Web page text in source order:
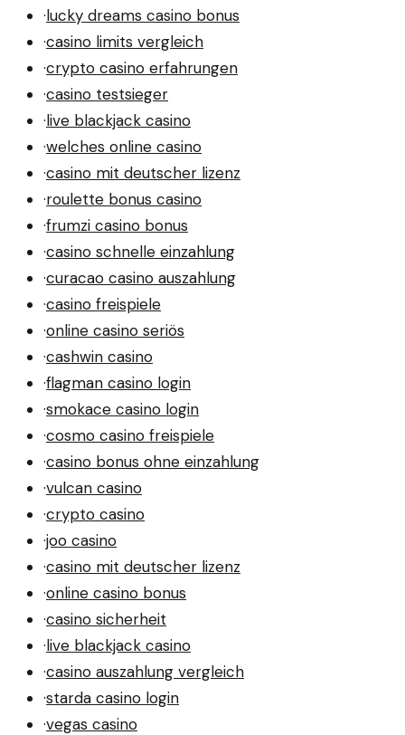
·lucky dreams casino bonus
·casino limits vergleich
·crypto casino erfahrungen
·casino testsieger
·live blackjack casino
·welches online casino
·casino mit deutscher lizenz
·roulette bonus casino
·frumzi casino bonus
·casino schnelle einzahlung
·curacao casino auszahlung
·casino freispiele
·online casino seriös
·cashwin casino
·flagman casino login
·smokace casino login
·cosmo casino freispiele
·casino bonus ohne einzahlung
·vulcan casino
·crypto casino
·joo casino
·casino mit deutscher lizenz
·online casino bonus
·casino sicherheit
·live blackjack casino
·casino auszahlung vergleich
·starda casino login
·vegas casino